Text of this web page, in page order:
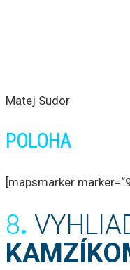
Matej Sudor
POLOHA
[mapsmarker
8.